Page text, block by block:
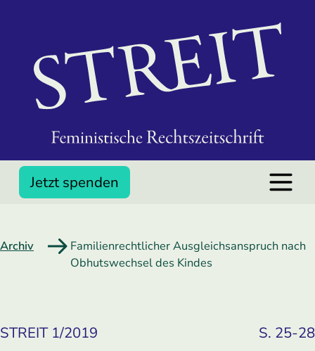
Jetzt spenden
Archiv
Familienrechtlicher Ausgleichsanspruch nach
Obhutswechsel des Kindes
STREIT 1/2019 S. 25-28